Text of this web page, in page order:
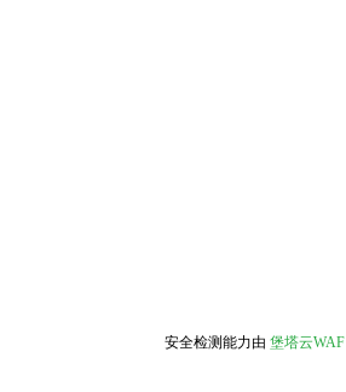
安全检测能力由 堡塔云WAF